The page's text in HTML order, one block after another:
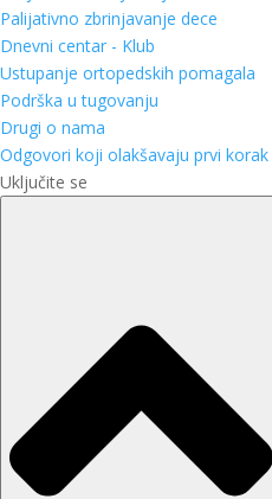
Palijativno zbrinjavanje dece
Dnevni centar - Klub
Ustupanje ortopedskih pomagala
Podrška u tugovanju
Drugi o nama
Odgovori koji olakšavaju prvi korak
Uključite se